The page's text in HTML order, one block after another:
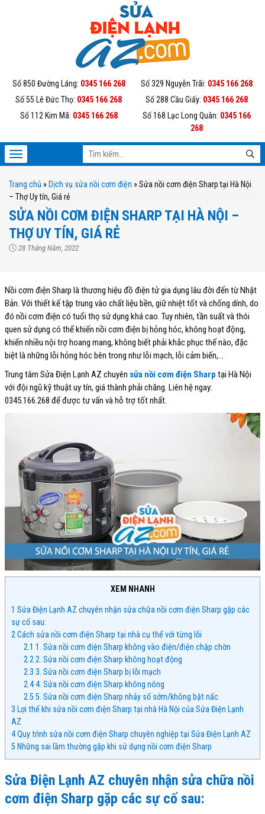
Số 850 Đường Láng: 0345 166 268 Số 329 Nguyễn Trãi: 0345 166 268
Số 55 Lê Đức Thọ: 0345 166 268 Số 288 Cầu Giấy: 0345 166 268
Số 112 Kim Mã: 0345 166 268 Số 168 Lạc Long Quân: 0345 166
268
Trang chủ » Dịch vụ sửa nồi cơm điện »Sửa nồi cơm điện Sharp tại Hà Nội
– Thợ Uy tín, Giá rẻ
SỬA NỒI CƠM ĐIỆN SHARP TẠI HÀ NỘI –
THỢ UY TÍN, GIÁ RẺ
28 Tháng Năm, 2022
Nồi cơm điện Sharp là thương hiệu đồ điện tử gia dụng lâu đời đến từ Nhật
Bản. Với thiết kế tập trung vào chất liệu bền, giữ nhiệt tốt và chống dính, do
đó nồi cơm điện có tuổi thọ sử dụng khá cao. Tuy nhiên, tần suất và thói
quen sử dụng có thể khiến nồi cơm điện bị hỏng hóc, không hoạt động,
khiến nhiều nội trợ hoang mang, không biết phải khắc phục thế nào, đặc
biệt là những lỗi hỏng hóc bên trong như lỗi mạch, lỗi cảm biến,…
Trung tâm Sửa Điện Lạnh AZ chuyên sửa nồi cơm điện Sharp tại Hà Nội
với đội ngũ kỹ thuật uy tín, giá thành phải chăng. Liên hệ ngay:
0345.166.268 để được tư vấn và hỗ trợ tốt nhất.
XEM NHANH
1 Sửa Điện Lạnh AZ chuyên nhận sửa chữa nồi cơm điện Sharp gặp các
sự cố sau:
2 Cách sửa nồi cơm điện Sharp tại nhà cụ thể với từng lỗi
2.1 1. Sửa nồi cơm điện Sharp không vào điện/điện chập chờn
2.2 2. Sửa nồi cơm điện Sharp không hoạt động
2.3 3. Sửa nồi cơm điện Sharp bị lỗi mạch
2.44. Sửa nồi cơm điện Sharp không nóng
2.55. Sửa nồi cơm điện Sharp nhảy số sớm/không bật nấc
3 Lợi thế khi sửa nồi cơm điện Sharp tại nhà Hà Nội của Sửa Điện Lạnh
AZ
4Quy trình sửa nồi cơm điện Sharp chuyên nghiệp tại Sửa Điện Lạnh AZ
5 Những sai lầm thường gặp khi sử dụng nồi cơm điện Sharp
Sửa Điện Lạnh AZ chuyên nhận sửa chữa nồi
cơm điện Sharp gặp các sự cố sau: